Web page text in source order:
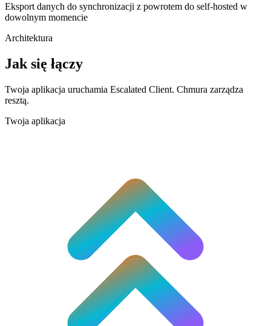
Eksport danych do synchronizacji z powrotem do self-hosted w
dowolnym momencie
Architektura
Jak się łączy
Twoja aplikacja uruchamia Escalated Client. Chmura zarządza
resztą.
Twoja aplikacja